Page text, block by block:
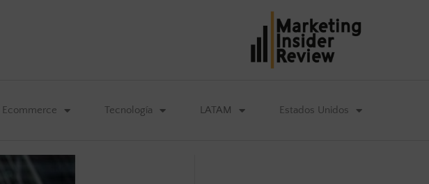
Tecnología LATAM Estados Unidos